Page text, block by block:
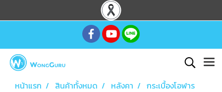
หน้าแรก สินค้าทั้งหมด หลังคา กระเบื้องโอฬาร